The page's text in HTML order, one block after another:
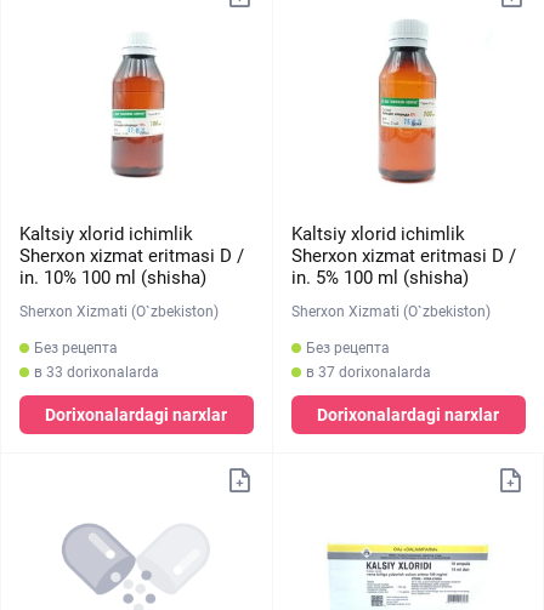
Kaltsiy xlorid ichimlik
Sherxon xizmat eritmasi D /
in. 10% 100 ml (shisha)
Sherxon Xizmati (O`zbekiston)
Без рецепта
в 33 dorixonalarda
Dorixonalardagi narxlar
Kaltsiy xlorid ichimlik
Sherxon xizmat eritmasi D /
in. 5% 100 ml (shisha)
Sherxon Xizmati (O`zbekiston)
Без рецепта
в 37 dorixonalarda
Dorixonalardagi narxlar